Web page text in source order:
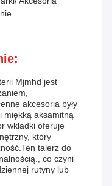
Mjmhd jest
akcesoria były
miękką aksamitną
wkładki oferuje
który
talerz do
co czyni
rutyny lub